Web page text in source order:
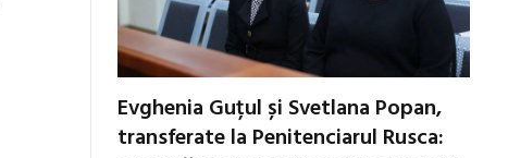
Evghenia Guțul și Svetlana Popan,
transferate la Penitenciarul Rusca: